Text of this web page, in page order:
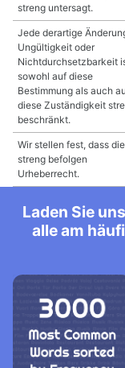
streng untersagt.
Jede derartige
Ungültigkeit oder
Nichtdurchsetzbarkeit
sowohl auf diese
Bestimmung als auch
diese Zuständigkeit
beschränkt.
Wir stellen fest, dass
streng befolgen
Urheberrecht.
Laden Sie
alle am